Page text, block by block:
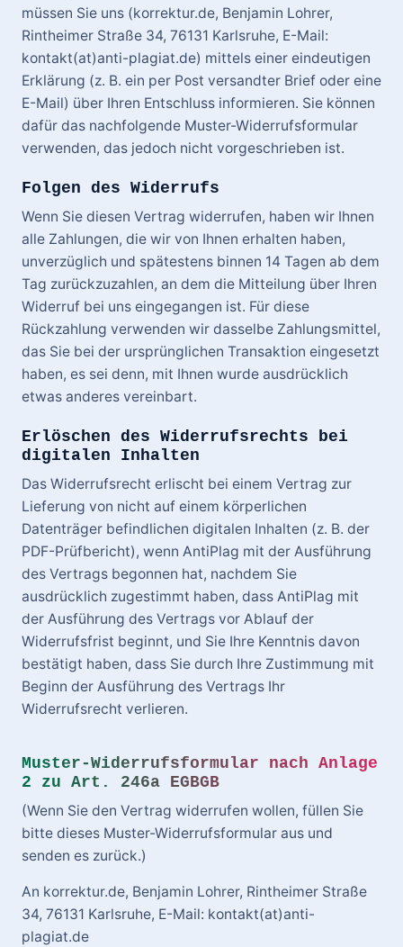
müssen Sie uns (korrektur.de, Benjamin Lohrer,
Rintheimer Straße 34, 76131 Karlsruhe, E-Mail:
kontakt(at)anti-plagiat.de) mittels einer eindeutigen
Erklärung (z. B. ein per Post versandter Brief oder eine
E-Mail) über Ihren Entschluss informieren. Sie können
dafür das nachfolgende Muster-Widerrufsformular
verwenden, das jedoch nicht vorgeschrieben ist.
Folgen des Widerrufs
Wenn Sie diesen Vertrag widerrufen, haben wir Ihnen
alle Zahlungen, die wir von Ihnen erhalten haben,
unverzüglich und spätestens binnen 14 Tagen ab dem
Tag zurückzuzahlen, an dem die Mitteilung über Ihren
Widerruf bei uns eingegangen ist. Für diese
Rückzahlung verwenden wir dasselbe Zahlungsmittel,
das Sie bei der ursprünglichen Transaktion eingesetzt
haben, es sei denn, mit Ihnen wurde ausdrücklich
etwas anderes vereinbart.
Erlöschen des Widerrufsrechts bei
digitalen Inhalten
Das Widerrufsrecht erlischt bei einem Vertrag zur
Lieferung von nicht auf einem körperlichen
Datenträger befindlichen digitalen Inhalten (z. B. der
PDF-Prüfbericht), wenn AntiPlag mit der Ausführung
des Vertrags begonnen hat, nachdem Sie
ausdrücklich zugestimmt haben, dass AntiPlag mit
der Ausführung des Vertrags vor Ablauf der
Widerrufsfrist beginnt, und Sie Ihre Kenntnis davon
bestätigt haben, dass Sie durch Ihre Zustimmung mit
Beginn der Ausführung des Vertrags Ihr
Widerrufsrecht verlieren.
Muster-Widerrufsformular nach Anlage
2 zu Art. 246a EGBGB
(Wenn Sie den Vertrag widerrufen wollen, füllen Sie
bitte dieses Muster-Widerrufsformular aus und
senden es zurück.)
An korrektur.de, Benjamin Lohrer, Rintheimer Straße
34, 76131 Karlsruhe, E-Mail: kontakt(at)anti-
plagiat.de